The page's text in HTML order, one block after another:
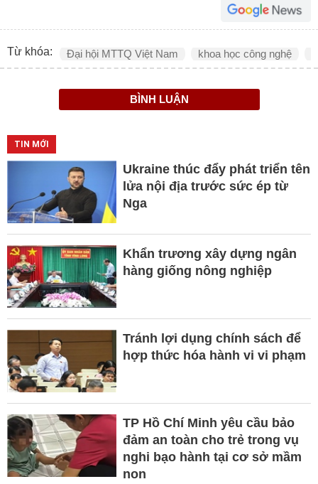
Từ khóa: Đại hội MTTQ Việt Nam khoa học công nghệ
BÌNH LUẬN
TIN MỚI
Ukraine thúc đẩy phát triển tên
lửa nội địa trước sức ép từ
Nga
Khẩn trương xây dựng ngân
hàng giống nông nghiệp
Tránh lợi dụng chính sách để
hợp thức hóa hành vi vi phạm
TP Hồ Chí Minh yêu cầu bảo
đảm an toàn cho trẻ trong vụ
nghi bạo hành tại cơ sở mầm
non